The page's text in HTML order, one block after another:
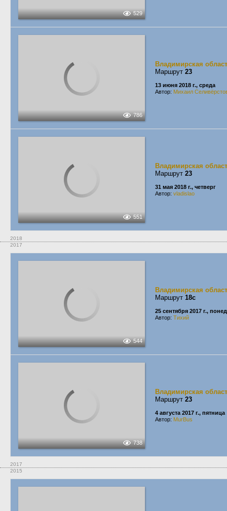
529
786
Владимирская
Маршрут 23
13 июня 2018 г., среда
Автор: Михаил
551
Владимирская
Маршрут 23
31 мая 2018 г., четверг
Автор: vladislao
2018
2017
544
Владимирская
Маршрут 18c
25 сентября 2017 г.,
Автор: Тихий
738
Владимирская
Маршрут 23
4 августа 2017 г., пятница
Автор: MurBus
2017
2015